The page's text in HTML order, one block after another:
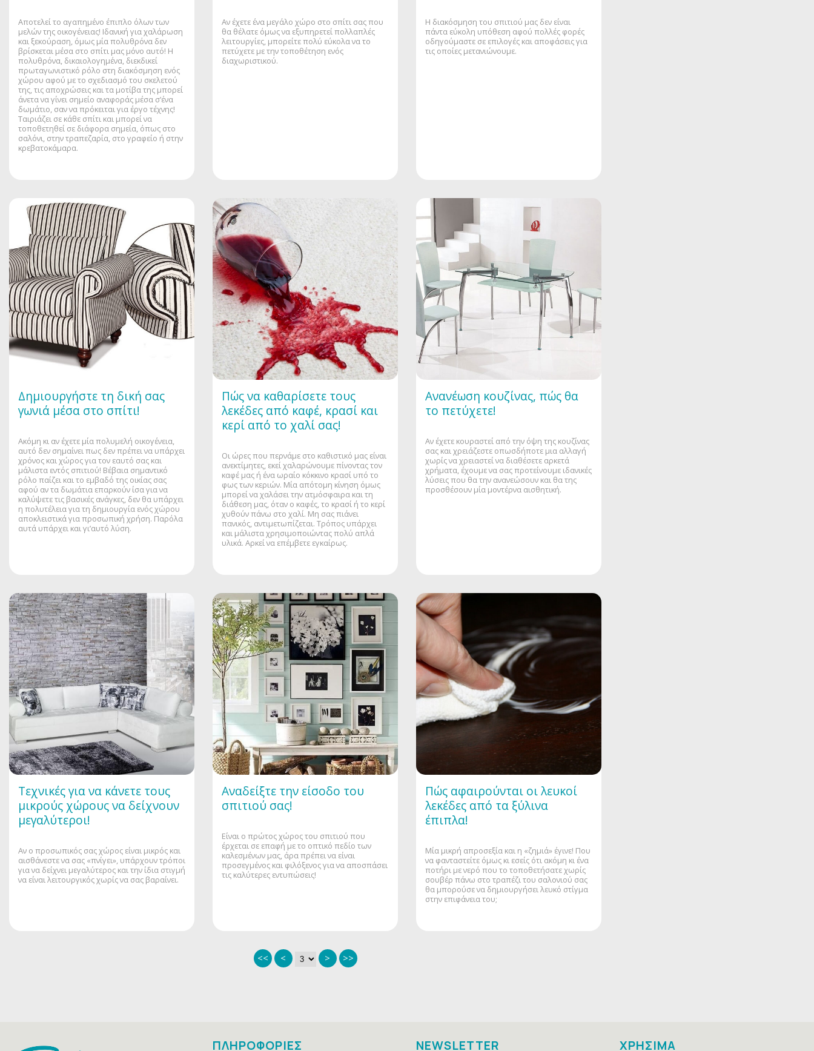
Αποτελεί το αγαπημένο έπιπλο όλων των
μελών της οικογένειας! Ιδανική για χαλάρωση
και ξεκούραση, όμως μία πολυθρόνα δεν
βρίσκεται μέσα στο σπίτι μας μόνο αυτό! Η
πολυθρόνα, δικαιολογημένα, διεκδικεί
πρωταγωνιστικό ρόλο στη διακόσμηση ενός
χώρου αφού με το σχεδιασμό του σκελετού
της, τις αποχρώσεις και τα μοτίβα της μπορεί
άνετα να γίνει σημείο αναφοράς μέσα σ’ένα
δωμάτιο, σαν να πρόκειται για έργο τέχνης!
Ταιριάζει σε κάθε σπίτι και μπορεί να
τοποθετηθεί σε διάφορα σημεία, όπως στο
σαλόνι, στην τραπεζαρία, στο γραφείο ή στην
κρεβατοκάμαρα.
Αν έχετε ένα μεγάλο χώρο στο σπίτι σας που
θα θέλατε όμως να εξυπηρετεί πολλαπλές
λειτουργίες, μπορείτε πολύ εύκολα να το
πετύχετε με την τοποθέτηση ενός
διαχωριστικού.
Η διακόσμηση του σπιτιού μας δεν είναι
πάντα εύκολη υπόθεση αφού πολλές φορές
οδηγούμαστε σε επιλογές και αποφάσεις για
τις οποίες μετανιώνουμε.
Δημιουργήστε τη δική σας
γωνιά μέσα στο σπίτι!
Ακόμη κι αν έχετε μία πολυμελή οικογένεια,
αυτό δεν σημαίνει πως δεν πρέπει να υπάρχει
χρόνος και χώρος για τον εαυτό σας και
μάλιστα εντός σπιτιού! Βέβαια σημαντικό
ρόλο παίζει και το εμβαδό της οικίας σας
αφού αν τα δωμάτια επαρκούν ίσα για να
καλύψετε τις βασικές ανάγκες, δεν θα υπάρχει
η πολυτέλεια για τη δημιουργία ενός χώρου
αποκλειστικά για προσωπική χρήση. Παρόλα
αυτά υπάρχει και γι’αυτό λύση.
Πώς να καθαρίσετε τους
λεκέδες από καφέ, κρασί και
κερί από το χαλί σας!
Οι ώρες που περνάμε στο καθιστικό μας είναι
ανεκτίμητες, εκεί χαλαρώνουμε πίνοντας τον
καφέ μας ή ένα ωραίο κόκκινο κρασί υπό το
φως των κεριών. Μία απότομη κίνηση όμως
μπορεί να χαλάσει την ατμόσφαιρα και τη
διάθεση μας, όταν ο καφές, το κρασί ή το κερί
χυθούν πάνω στο χαλί. Μη σας πιάνει
πανικός, αντιμετωπίζεται. Τρόπος υπάρχει
και μάλιστα χρησιμοποιώντας πολύ απλά
υλικά. Αρκεί να επέμβετε εγκαίρως.
Ανανέωση κουζίνας, πώς θα
το πετύχετε!
Αν έχετε κουραστεί από την όψη της κουζίνας
σας και χρειάζεστε οπωσδήποτε μια αλλαγή
χωρίς να χρειαστεί να διαθέσετε αρκετά
χρήματα, έχουμε να σας προτείνουμε ιδανικές
λύσεις που θα την ανανεώσουν και θα της
προσθέσουν μία μοντέρνα αισθητική.
Τεχνικές για να κάνετε τους
μικρούς χώρους να δείχνουν
μεγαλύτεροι!
Αν ο προσωπικός σας χώρος είναι μικρός και
αισθάνεστε να σας «πνίγει», υπάρχουν τρόποι
για να δείχνει μεγαλύτερος και την ίδια στιγμή
να είναι λειτουργικός χωρίς να σας βαραίνει.
Αναδείξτε την είσοδο του
σπιτιού σας!
Είναι ο πρώτος χώρος του σπιτιού που
έρχεται σε επαφή με το οπτικό πεδίο των
καλεσμένων μας, άρα πρέπει να είναι
προσεγμένος και φιλόξενος για να αποσπάσει
τις καλύτερες εντυπώσεις!
Πώς αφαιρούνται οι λευκοί
λεκέδες από τα ξύλινα
έπιπλα!
Μία μικρή απροσεξία και η «ζημιά» έγινε! Που
να φανταστείτε όμως κι εσείς ότι ακόμη κι ένα
ποτήρι με νερό που το τοποθετήσατε χωρίς
σουβέρ πάνω στο τραπέζι του σαλονιού σας
θα μπορούσε να δημιουργήσει λευκό στίγμα
στην επιφάνεια του;
<< < > >>
ΠΛΗΡΟΦΟΡΙΕΣ NEWSLETTER ΧΡΗΣΙΜΑ